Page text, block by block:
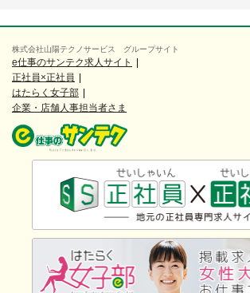
株式会社山陽テクノサービス グループサイト
e仕事のサンテク求人サイト
正社員×正社員
はたらく女子部
企業・店舗人事担当者さま